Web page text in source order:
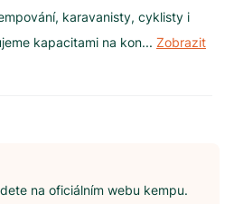
karavanisty, cyklisty i
kapacitami na kon... Zobrazit
na oficiálním webu kempu.